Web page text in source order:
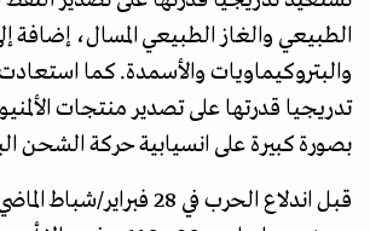
الطبيعي والغاز الطبيعي المسال، إضافة إلى
والبتروكيماويات والأسمدة. كما
تدريجيا قدرتها على تصدير منتجات
بصورة كبيرة على انسيابية حركة الشحن
قبل اندلاع الحرب في 28